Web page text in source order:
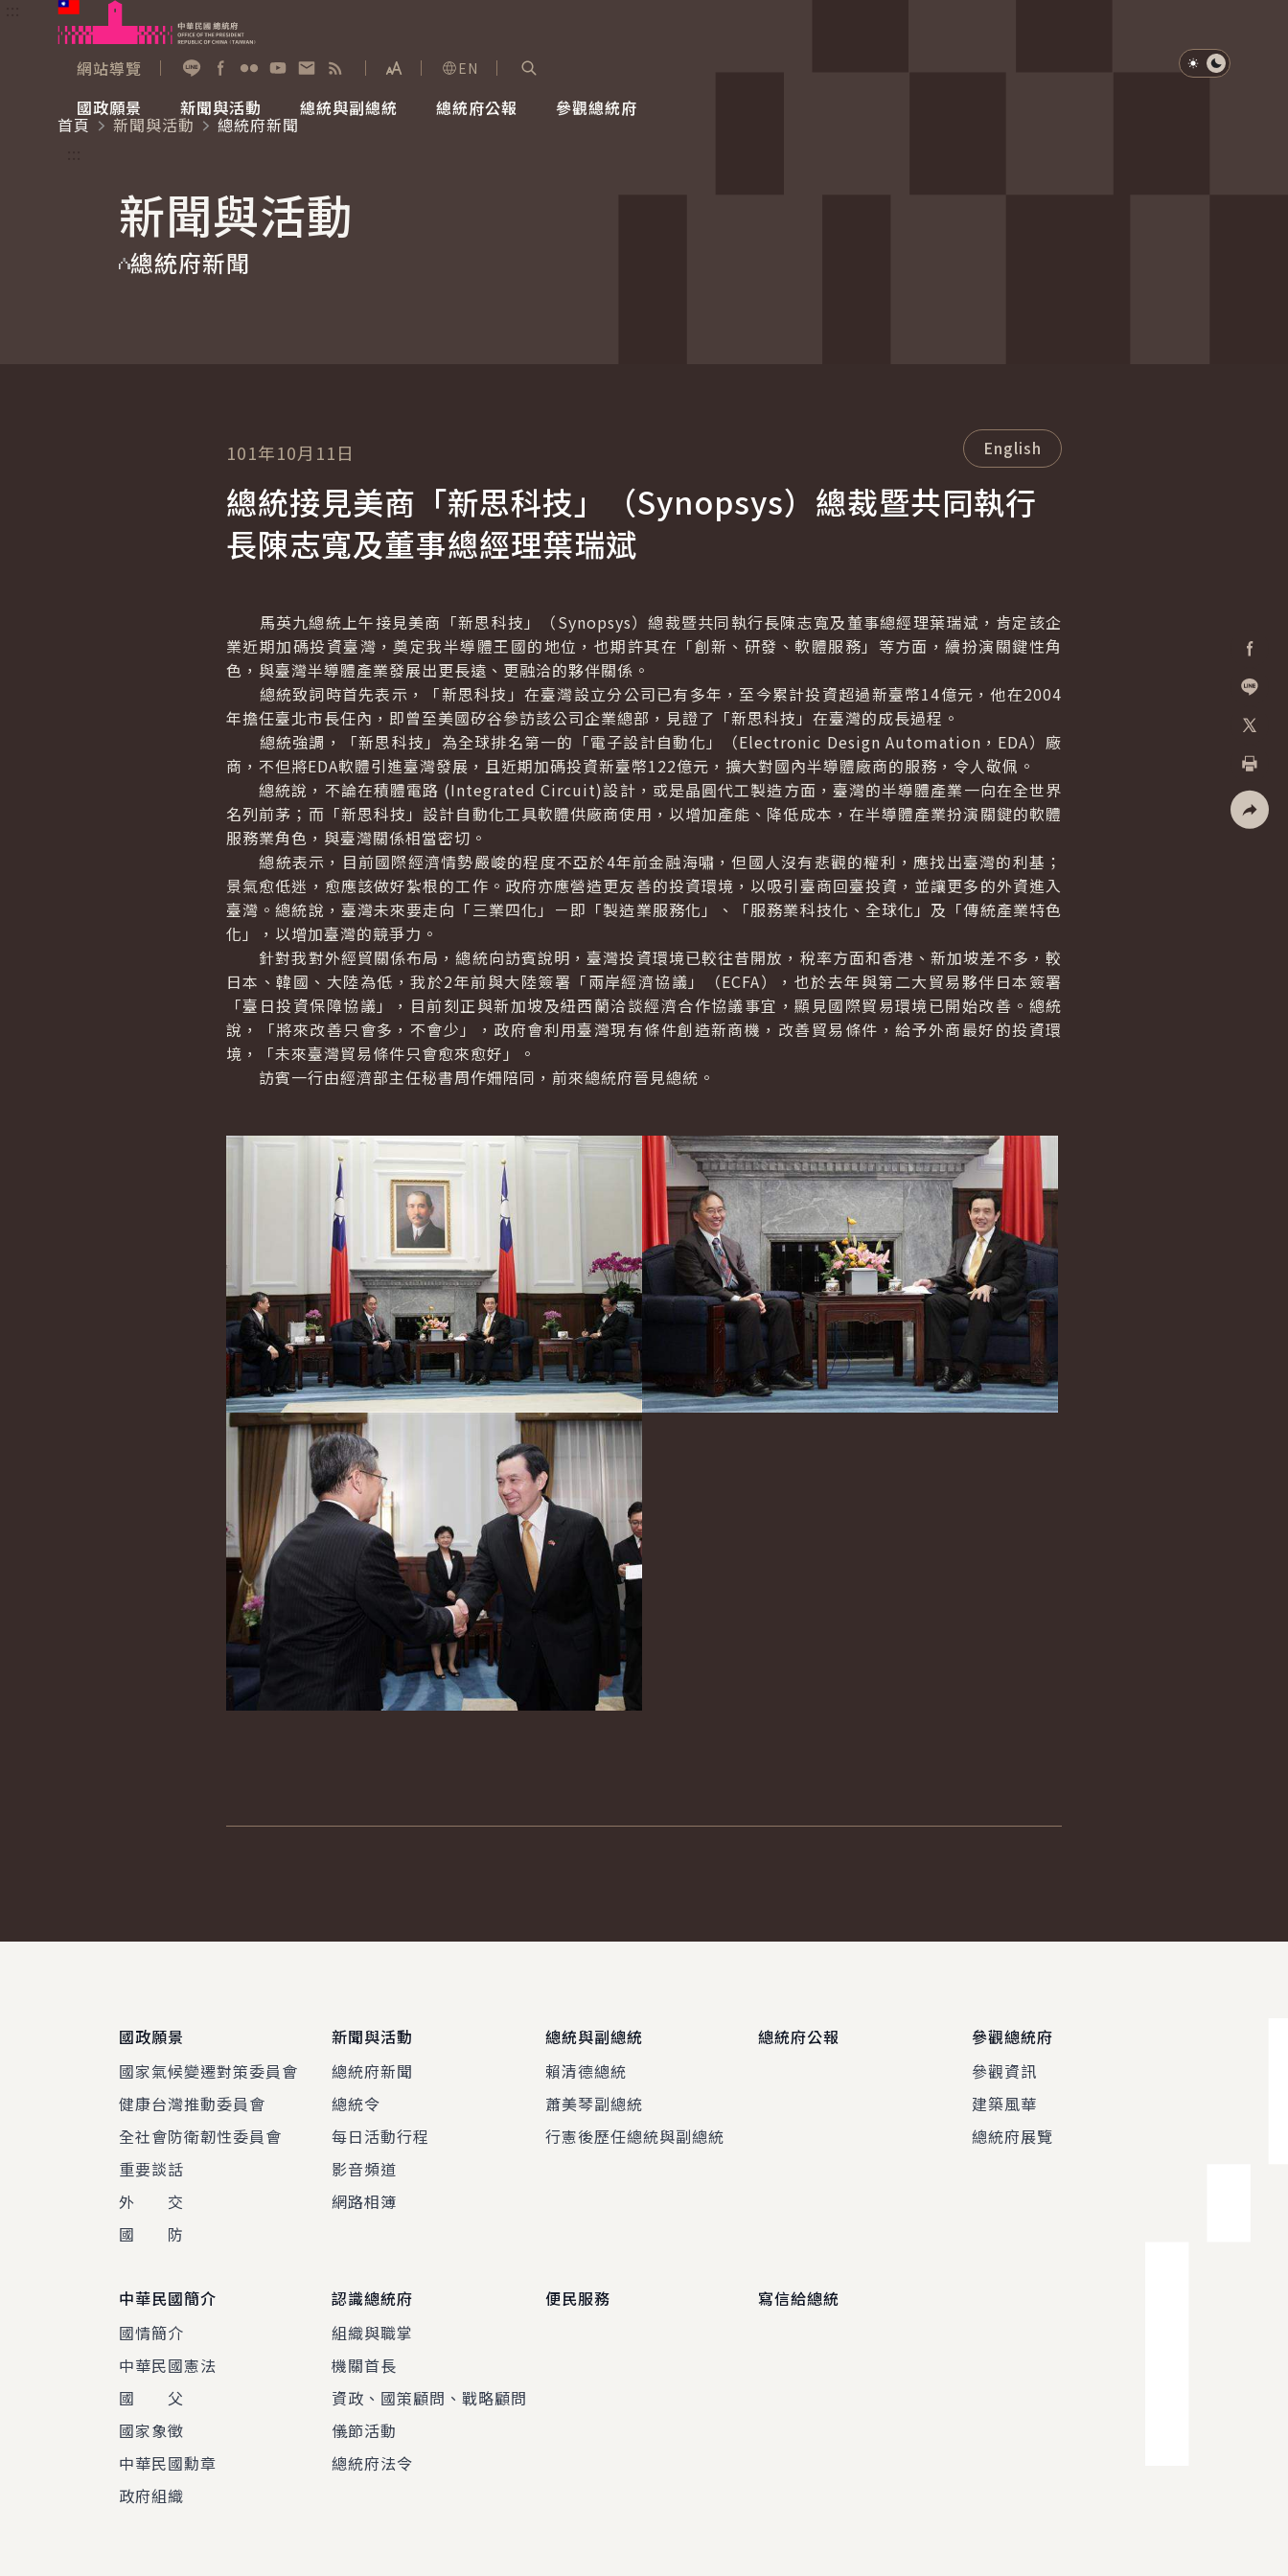
跳到主要內容
網站導覽
展開字級選單
EN
國政願景
國家氣候變遷對策委員會
重要談話
新聞與活動
總統府新聞
影音頻道
總統與副總統
賴清德總統
總統府公報 參觀總統府
參觀資訊
淺色模式
深色模式
首頁
新聞與活動
總統府新聞
新聞與活動
總統府新聞
加入好
列印
101年10月11日 English
總統接見美商「新思科技」（Synopsys）總裁暨共同執行
長陳志寬及董事總經理葉瑞斌
馬英九總統上午接見美商「新思科技」（Synopsys）總裁暨共同執行長陳志寬及董事總經理葉瑞斌，肯定該企
業近期加碼投資臺灣，奠定我半導體王國的地位，也期許其在「創新、研發、軟體服務」等方面，續扮演關鍵性角
色，與臺灣半導體產業發展出更長遠、更融洽的夥伴關係。
總統致詞時首先表示，「新思科技」在臺灣設立分公司已有多年，至今累計投資超過新臺幣14億元，他在2004
年擔任臺北市長任內，即曾至美國矽谷參訪該公司企業總部，見證了「新思科技」在臺灣的成長過程。
總統強調，「新思科技」為全球排名第一的「電子設計自動化」（Electronic Design Automation ，EDA）廠
商，不但將EDA軟體引進臺灣發展，且近期加碼投資新臺幣122億元，擴大對國內半導體廠商的服務，令人敬佩。
總統說，不論在積體電路 (Integrated Circuit)設計，或是晶圓代工製造方面，臺灣的半導體產業一向在全世界
名列前茅；而「新思科技」設計自動化工具軟體供廠商使用，以增加產能、降低成本，在半導體產業扮演關鍵的軟體
服務業角色，與臺灣關係相當密切。
總統表示，目前國際經濟情勢嚴峻的程度不亞於4年前金融海嘯，但國人沒有悲觀的權利，應找出臺灣的利基；
景氣愈低迷，愈應該做好紮根的工作。政府亦應營造更友善的投資環境，以吸引臺商回臺投資，並讓更多的外資進入
臺灣。總統說，臺灣未來要走向「三業四化」－即「製造業服務化」、「服務業科技化、全球化」及「傳統產業特色
化」，以增加臺灣的競爭力。
針對我對外經貿關係布局，總統向訪賓說明，臺灣投資環境已較往昔開放，稅率方面和香港、新加坡差不多，較
日本、韓國、大陸為低，我於2年前與大陸簽署「兩岸經濟協議」（ECFA），也於去年與第二大貿易夥伴日本簽署
「臺日投資保障協議」，目前刻正與新加坡及紐西蘭洽談經濟合作協議事宜，顯見國際貿易環境已開始改善。總統
說，「將來改善只會多，不會少」，政府會利用臺灣現有條件創造新商機，改善貿易條件，給予外商最好的投資環
境，「未來臺灣貿易條件只會愈來愈好」。
訪賓一行由經濟部主任秘書周作姍陪同，前來總統府晉見總統。
國政願景
國家氣候變遷對策委員會
健康台灣推動委員會
全社會防衛韌性委員會
重要談話
外 交
國 防
新聞與活動
總統府新聞
總統令
每日活動行程
影音頻道
網路相簿
總統與副總統
賴清德總統
蕭美琴副總統
行憲後歷任總統與副總統
總統府公報
參觀總統府
參觀資訊
建築風華
總統府展覽
中華民國簡介
國情簡介
中華民國憲法
國 父
國家象徵
中華民國勳章
政府組織
認識總統府
組織與職掌
機關首長
資政、國策顧問、戰略顧問
儀節活動
總統府法令
便民服務 寫信給總統